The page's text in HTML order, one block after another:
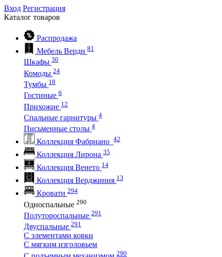
Вход Регистрация
Каталог товаров
Распродажа
Мебель Верди 81
Шкафы 30
Комоды 24
Тумбы 18
Гостиные 6
Прихожие 12
Спальные гарнитуры 4
Письменные столы 4
Коллекция Фабриано 42
Коллекция Лирона 35
Коллекция Венето 14
Коллекция Верджиния 13
Кровати 294
Односпальные 290
Полутороспальные 291
Двуспальные 291
С элементами ковки
С мягким изголовьем
290